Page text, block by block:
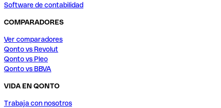
Software de contabilidad
COMPARADORES
Ver comparadores
Qonto vs Revolut
Qonto vs Pleo
Qonto vs BBVA
VIDA EN QONTO
Trabaja con nosotros